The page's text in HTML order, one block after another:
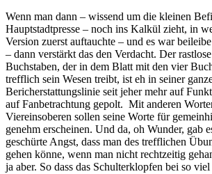
Wenn man dann – wissend um die kleinen
Hauptstadtpresse – noch ins Kalkül zieht, in
Version zuerst auftauchte – und es war
– dann verstärkt das den Verdacht. Der
Buchstaben, der in dem Blatt mit den vier
trefflich sein Wesen treibt, ist eh in seiner
Bericherstattungslinie seit jeher mehr auf
auf Fanbetrachtung gepolt. Mit anderen
Viereinsoberen sollen seine Worte für
genehm erscheinen. Und da, oh Wunder, gab
geschürte Angst, dass man des trefflichen
gehen könne, wenn man nicht rechtzeitig
ja aber. So dass das Schulterklopfen bei so